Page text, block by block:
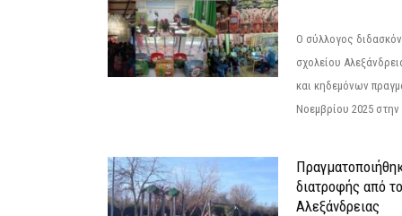
Ο σύλλογος
σχολείου
και κηδεμόνων
Νοεμβρίου 2025
διατροφής από
Αλεξάνδρειας